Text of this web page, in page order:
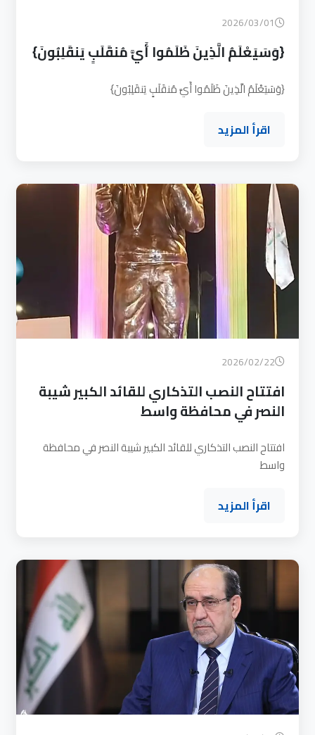
2026/03/01
{وَسَيَعْلَمُ الَّذِينَ ظَلَمُوا أَيَّ مُنقَلَبٍ يَنقَلِبُونَ}
{وَسَيَعْلَمُ الَّذِينَ ظَلَمُوا أَيَّ مُنقَلَبٍ يَنقَلِبُونَ}
اقرأ المزيد
2026/02/22
افتتاح النصب التذكاري للقائد الكبير شيبة
النصر في محافظة واسط
افتتاح النصب التذكاري للقائد الكبير شيبة النصر في محافظة
واسط
اقرأ المزيد